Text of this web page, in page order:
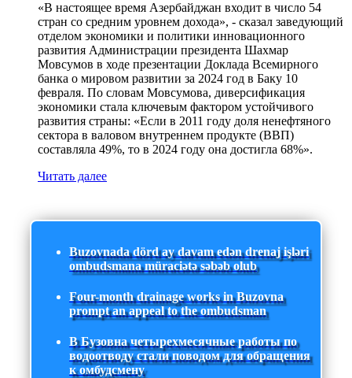
«В настоящее время Азербайджан входит в число 54
стран со средним уровнем дохода», - сказал заведующий
отделом экономики и политики инновационного
развития Администрации президента Шахмар
Мовсумов в ходе презентации Доклада Всемирного
банка о мировом развитии за 2024 год в Баку 10
февраля. По словам Мовсумова, диверсификация
экономики стала ключевым фактором устойчивого
развития страны: «Если в 2011 году доля ненефтяного
сектора в валовом внутреннем продукте (ВВП)
составляла 49%, то в 2024 году она достигла 68%».
Читать далее
Buzovnada dörd ay davam edən drenaj işləri
ombudsmana müraciətə səbəb olub
Four-month drainage works in Buzovna
prompt an appeal to the ombudsman
В Бузовна четырехмесячные работы по
водоотводу стали поводом для обращения
к омбудсмену